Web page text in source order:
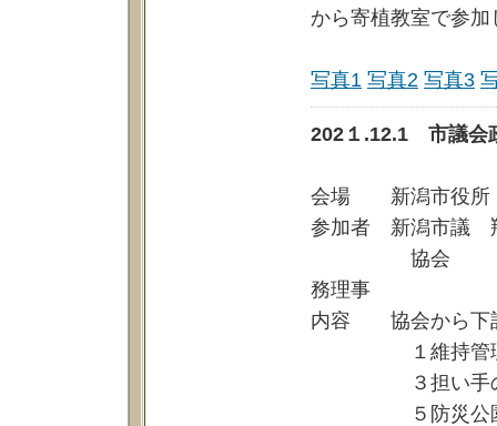
から寄植教室で参加
写真1 写真2 写真3
202１.12.1 市議会
会場 新潟市役所
参加者 新潟市議
協会 荒川理
務理事
内容 協会から下
１維持管理の
３担い手の確
５防災公園